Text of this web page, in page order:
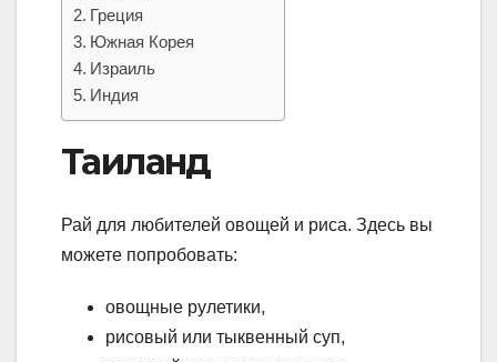
Греция
Южная Корея
Израиль
Индия
Таиланд
Рай для любителей овощей и риса. Здесь вы
можете попробовать:
овощные рулетики,
рисовый или тыквенный суп,